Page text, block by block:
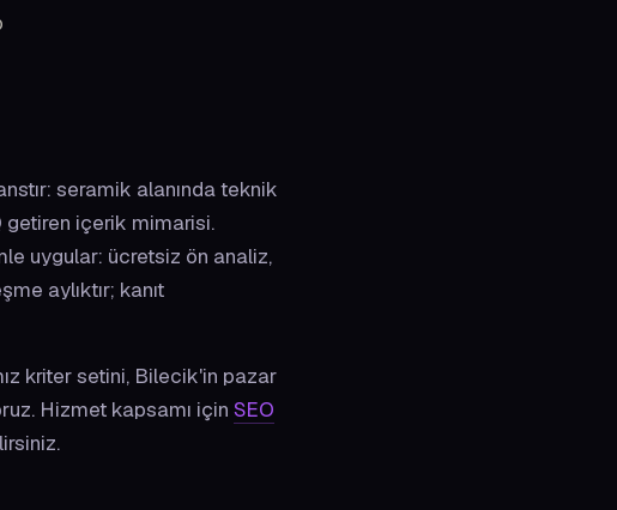
seramik alanında teknik
getiren içerik mimarisi.
uygular: ücretsiz ön analiz,
aylıktır; kanıt
kriter setini, Bilecik'in pazar
Hizmet kapsamı için SEO